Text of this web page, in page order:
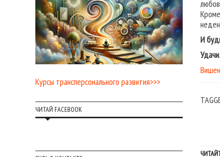
И
Удачи.
Курсы трансперсонального развития>>>
ЧИТАЙ FACEBOOK